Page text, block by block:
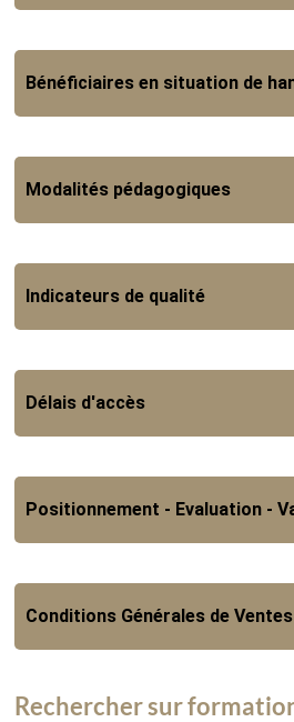
Bénéficiaires en situation de
Modalités pédagogiques
Indicateurs de qualité
Délais d'accès
Positionnement - Evaluation -
Conditions Générales de Ventes
Rechercher sur